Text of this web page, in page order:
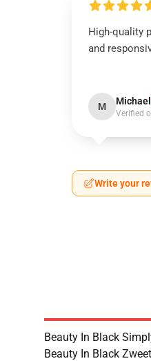
High-quality
and
M Michael
Verified
Write your
Beauty In Black
Beauty In Black